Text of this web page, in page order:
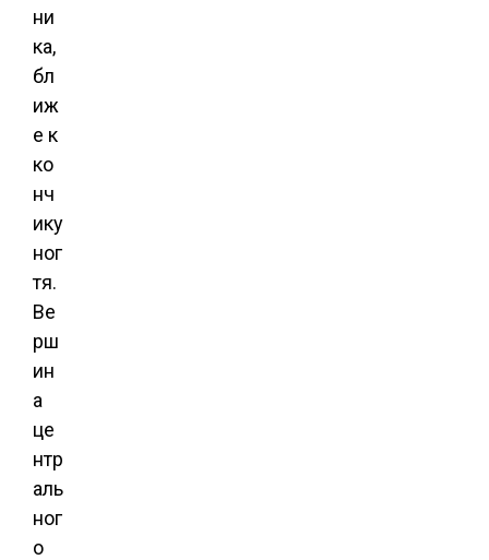
ни
ка,
бл
иж
е к
ко
нч
ику
ног
тя.
Ве
рш
ин
а
це
нтр
аль
ног
о